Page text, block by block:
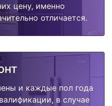
цену, именно
отличается.
и каждые пол года
в случае